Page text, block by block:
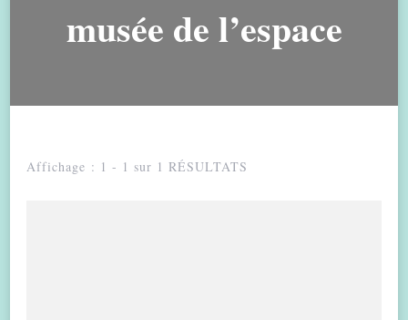
musée de l’espace
Affichage : 1 - 1 sur 1 RÉSULTATS